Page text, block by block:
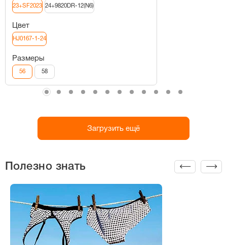
23+SF2023 24+9820DR-12(N6)
Цвет
HJ0167-1-24
Размеры
56 58
Загрузить ещё
Полезно знать